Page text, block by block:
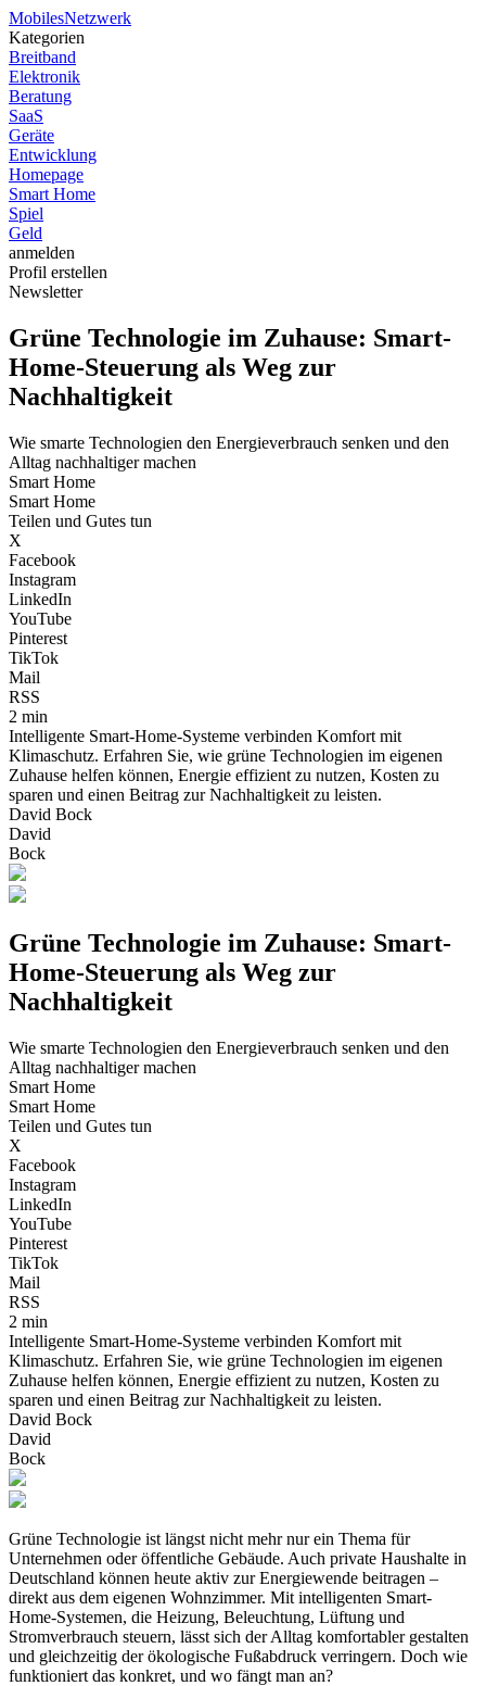
MobilesNetzwerk
Kategorien
Breitband
Elektronik
Beratung
SaaS
Geräte
Entwicklung
Homepage
Smart Home
Spiel
Geld
anmelden
Profil erstellen
Newsletter
Grüne Technologie im Zuhause: Smart-
Home-Steuerung als Weg zur
Nachhaltigkeit
Wie smarte Technologien den Energieverbrauch senken und den
Alltag nachhaltiger machen
Smart Home
Smart Home
Teilen und Gutes tun
X
Facebook
Instagram
LinkedIn
YouTube
Pinterest
TikTok
Mail
RSS
2 min
Intelligente Smart-Home-Systeme verbinden Komfort mit
Klimaschutz. Erfahren Sie, wie grüne Technologien im eigenen
Zuhause helfen können, Energie effizient zu nutzen, Kosten zu
sparen und einen Beitrag zur Nachhaltigkeit zu leisten.
David Bock
David
Bock
Grüne Technologie im Zuhause: Smart-
Home-Steuerung als Weg zur
Nachhaltigkeit
Wie smarte Technologien den Energieverbrauch senken und den
Alltag nachhaltiger machen
Smart Home
Smart Home
Teilen und Gutes tun
X
Facebook
Instagram
LinkedIn
YouTube
Pinterest
TikTok
Mail
RSS
2 min
Intelligente Smart-Home-Systeme verbinden Komfort mit
Klimaschutz. Erfahren Sie, wie grüne Technologien im eigenen
Zuhause helfen können, Energie effizient zu nutzen, Kosten zu
sparen und einen Beitrag zur Nachhaltigkeit zu leisten.
David Bock
David
Bock
Grüne Technologie ist längst nicht mehr nur ein Thema für
Unternehmen oder öffentliche Gebäude. Auch private Haushalte in
Deutschland können heute aktiv zur Energiewende beitragen –
direkt aus dem eigenen Wohnzimmer. Mit intelligenten Smart-
Home-Systemen, die Heizung, Beleuchtung, Lüftung und
Stromverbrauch steuern, lässt sich der Alltag komfortabler gestalten
und gleichzeitig der ökologische Fußabdruck verringern. Doch wie
funktioniert das konkret, und wo fängt man an?